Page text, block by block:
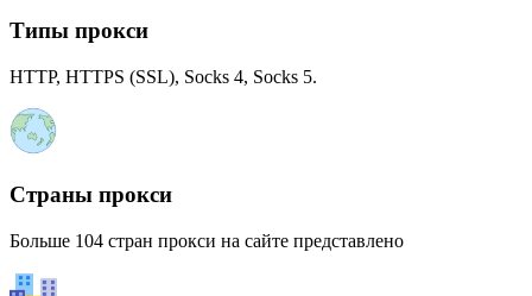
Типы прокси
HTTP, HTTPS (SSL), Socks 4, Socks 5.
Страны прокси
Больше 104 стран прокси на сайте представлено